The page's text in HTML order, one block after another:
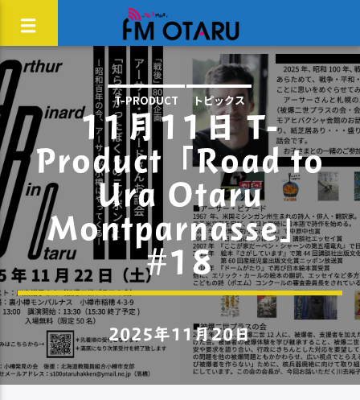
T-PRODUCT トピックス
11月11日 T-
Product「Road to
Ura Otaru
Montparnasse」
#18
2025年11月20日